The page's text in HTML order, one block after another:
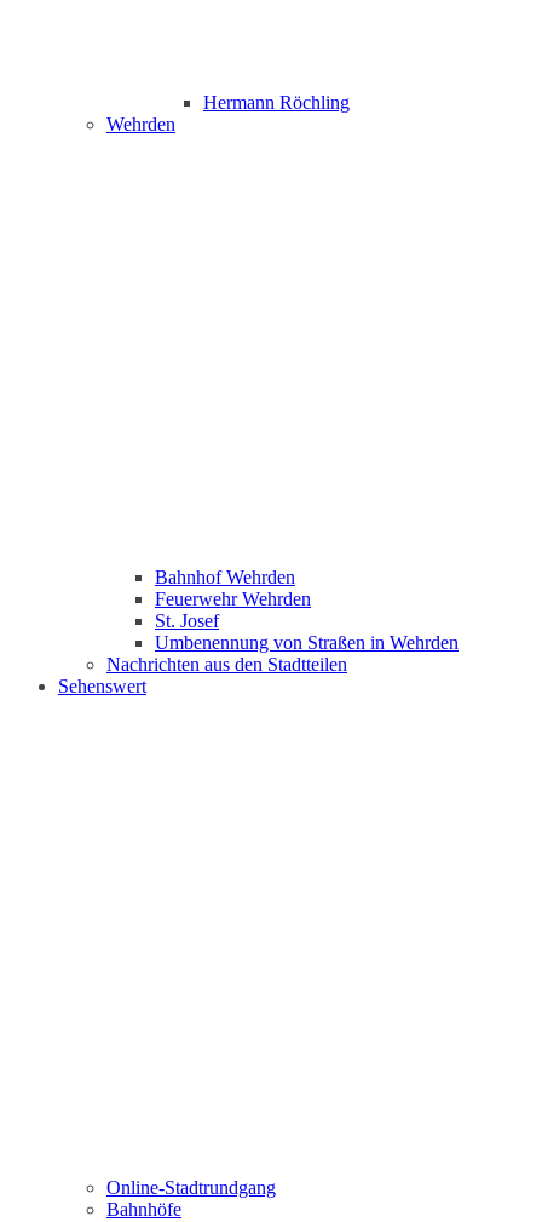
Hermann Röchling
Wehrden
Bahnhof Wehrden
Feuerwehr Wehrden
St. Josef
Umbenennung von Straßen in Wehrden
Nachrichten aus den Stadtteilen
Sehenswert
Online-Stadtrundgang
Bahnhöfe